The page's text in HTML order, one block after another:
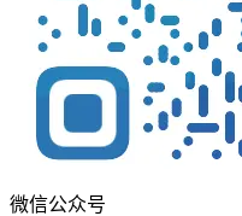
微信公众号